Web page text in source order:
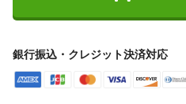
銀行振込・クレジット決済対応